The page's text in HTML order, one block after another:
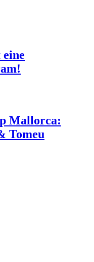
Mallorca:
Tomeu